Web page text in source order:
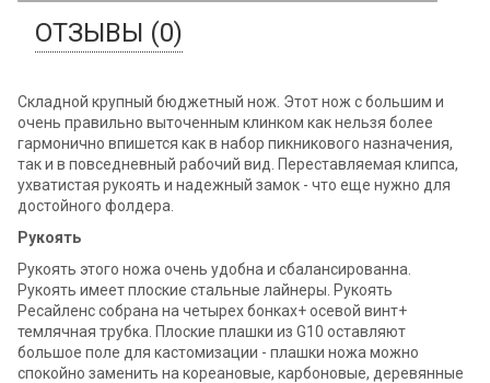
ОТЗЫВЫ (0)
Складной крупный бюджетный нож. Этот нож с большим и
очень правильно выточенным клинком как нельзя более
гармонично впишется как в набор пикникового назначения,
так и в повседневный рабочий вид. Переставляемая клипса,
ухватистая рукоять и надежный замок - что еще нужно для
достойного фолдера.
Рукоять
Рукоять этого ножа очень удобна и сбалансированна.
Рукоять имеет плоские стальные лайнеры. Рукоять
Ресайленс собрана на четырех бонках+ осевой винт+
темлячная трубка. Плоские плашки из G10 оставляют
большое поле для кастомизации - плашки ножа можно
спокойно заменить на кореановые, карбоновые, деревянные